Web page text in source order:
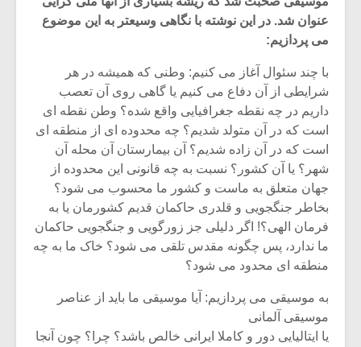
عنوان شد. در این نوشته با نگاهی وسیعتر به این موضوع
می پردازیم:
با چند سئوال آغاز می کنیم: وطنی که همیشه در هر
شرایطی از آن دفاع می کنیم یا گاهی روی آن تعصب
داریم در چه نقطه جغرافیایی واقع شده؟ وطن نقطه ای
است که در آن متولد شدیم؟ چه محدوده ای از منطقه ای
است که در آن زاده شدیم؟ آن بیمارستان آن محله آن
شهر؟ یا آن کشور؟ نسبت به چه قانونی این محدوده از
جهان متعلق به ماست و کشور ما محسوب می شود؟
بخاطر جنگجویی و قلدری حاکمان قدیم کشورمان یا به
فرمان الهی؟! اگر دلیلی جز زورگویی و جنگجویی حاکمان
ما ندارد، پس چگونه مقدس تلقی می شود؟ خاک ما به چه
منطقه ای محدود می شود؟
به موسیقی می پردازیم: آیا موسیقی ما باید از عناصر
موسیقی آلمانی
یا ایتالیایی دور و کاملا ایرانی خالص باشد؟ چرا؟ چون آنجا